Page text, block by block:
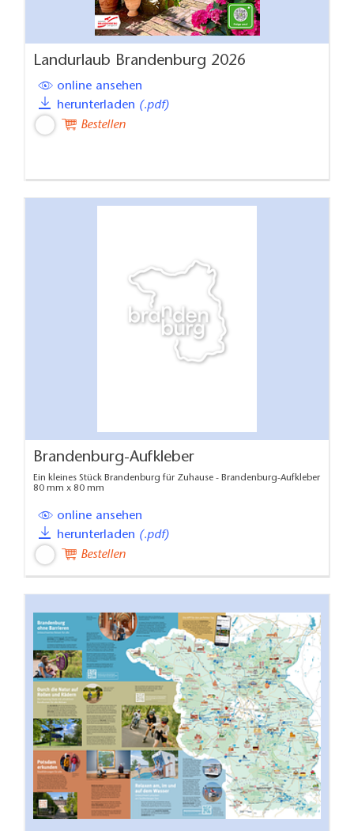
Landurlaub Brandenburg 2026
online ansehen
herunterladen (.pdf)
Bestellen
Brandenburg-Aufkleber
Ein kleines Stück Brandenburg für Zuhause - Brandenburg-Aufkleber
80 mm x 80 mm
online ansehen
herunterladen (.pdf)
Bestellen